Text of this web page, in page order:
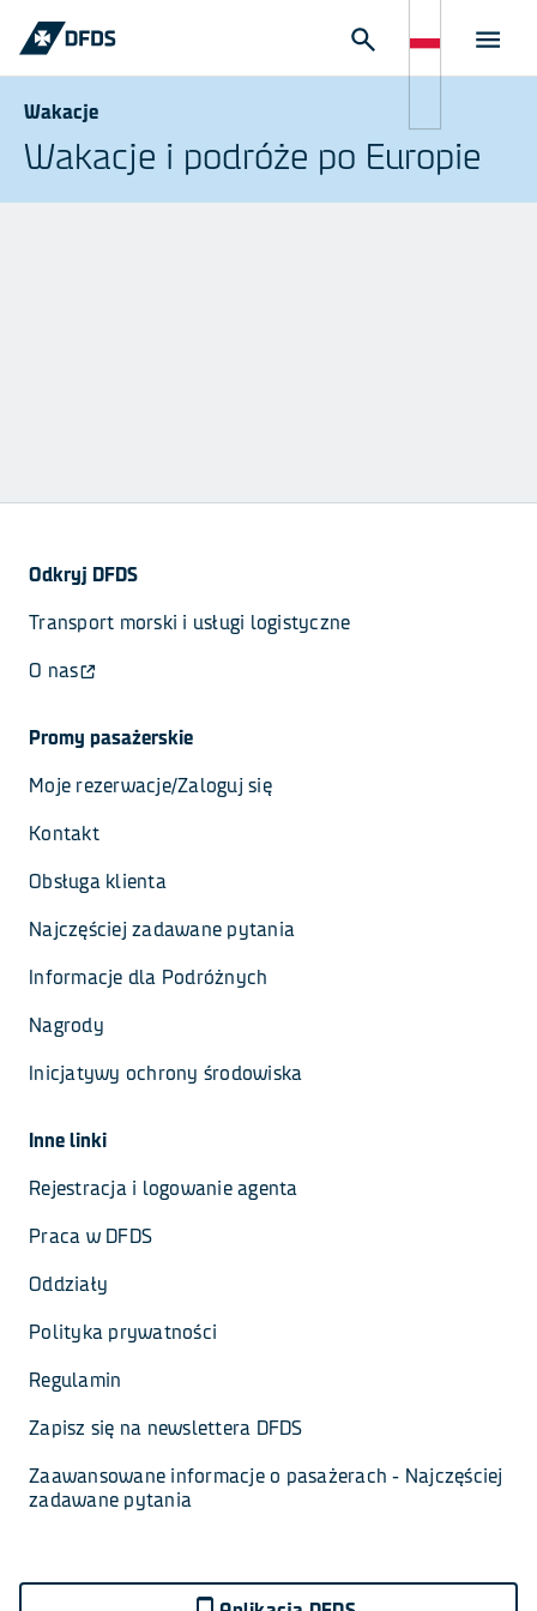
Wakacje
Wakacje i podróże po Europie
Odkryj DFDS
Transport morski i usługi logistyczne
O nas
Promy pasażerskie
Moje rezerwacje/Zaloguj się
Kontakt
Obsługa klienta
Najczęściej zadawane pytania
Informacje dla Podróżnych
Nagrody
Inicjatywy ochrony środowiska
Inne linki
Rejestracja i logowanie agenta
Praca w DFDS
Oddziały
Polityka prywatności
Regulamin
Zapisz się na newslettera DFDS
Zaawansowane informacje o pasażerach - Najczęściej
zadawane pytania